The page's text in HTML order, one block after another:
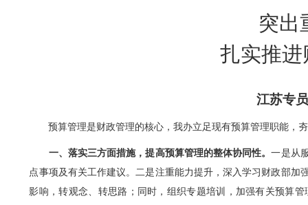
突出
扎实推
江苏专
预算管理是财政管理的核心，我办立足现有预算管理职能，
一、落实三方面措施，提高预算管理的整体协同性。一是从
点事项及有关工作建议。二是注重能力提升，深入学习财政部
影响，转观念、转思路；同时，组织专题培训，加强有关预算